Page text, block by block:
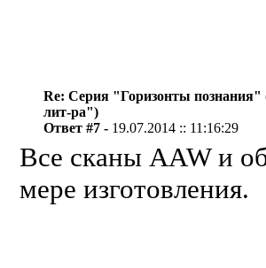
Re: Серия "Горизонты познания"
лит-ра")
Ответ #7 - 19.07.2014 :: 11:16:29
Все сканы AAW и
мере изготовления.